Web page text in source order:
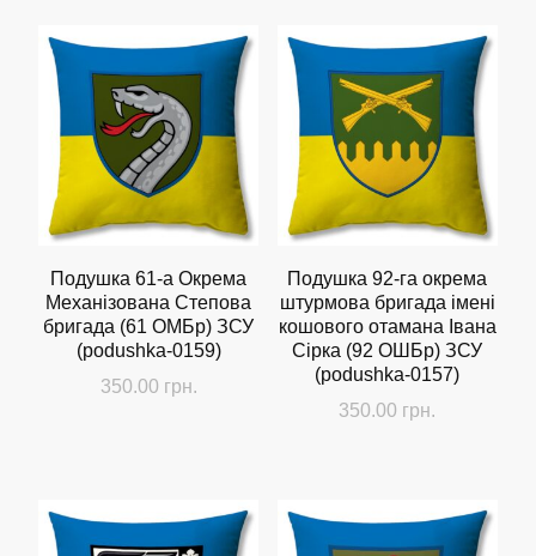
Подушка 61-а Окрема
Механізована Степова
бригада (61 ОМБр) ЗСУ
(podushka-0159)
350.00 грн.
Подушка 92-га окрема
штурмова бригада імені
кошового отамана Івана
Сірка (92 ОШБр) ЗСУ
(podushka-0157)
350.00 грн.